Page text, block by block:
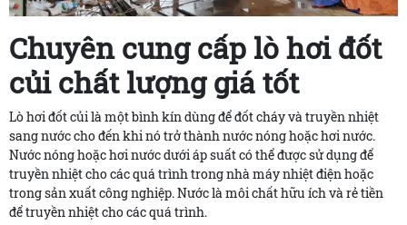
Chuyên cung cấp lò hơi đốt
củi chất lượng giá tốt
Lò hơi đốt củi là một bình kín dùng để đốt cháy và truyền nhiệt
sang nước cho đến khi nó trở thành nước nóng hoặc hơi nước.
Nước nóng hoặc hơi nước dưới áp suất có thể được sử dụng để
truyền nhiệt cho các quá trình trong nhà máy nhiệt điện hoặc
trong sản xuất công nghiệp. Nước là môi chất hữu ích và rẻ tiền
để truyền nhiệt cho các quá trình.